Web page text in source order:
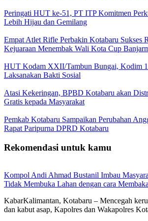
Peringati HUT ke-51, PT ITP Komitmen
Lebih Hijau dan Gemilang
Empat Atlet Rifle Perbakin Kotabaru Sukses
Kejuaraan Menembak Wali Kota Cup
HUT Kodam XXII/Tambun Bungai, Kodim
Laksanakan Bakti Sosial
Atasi Kekeringan, BPBD Kotabaru akan
Gratis kepada Masyarakat
Pemkab Kotabaru Sampaikan Perubahan
Rapat Paripurna DPRD Kotabaru
Rekomendasi untuk kamu
Kompol Andi Ahmad Bustanil Imbau
Tidak Membuka Lahan dengan cara
KabarKalimantan, Kotabaru – Mencegah
dan kabut asap, Kapolres dan Wakapolres